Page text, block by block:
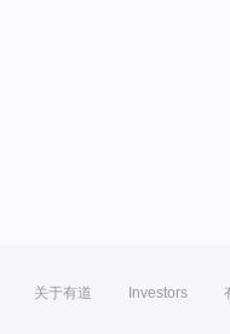
关于有道 Investors